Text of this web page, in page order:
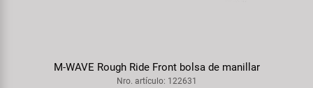
M-WAVE Rough Ride Front bolsa de manillar
Nro. artículo: 122631